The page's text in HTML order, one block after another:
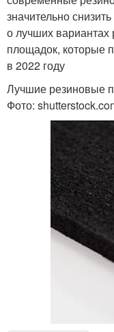
значительно
о лучших вариантах
площадок, которые
в 2022 году
Лучшие резиновые
Фото: